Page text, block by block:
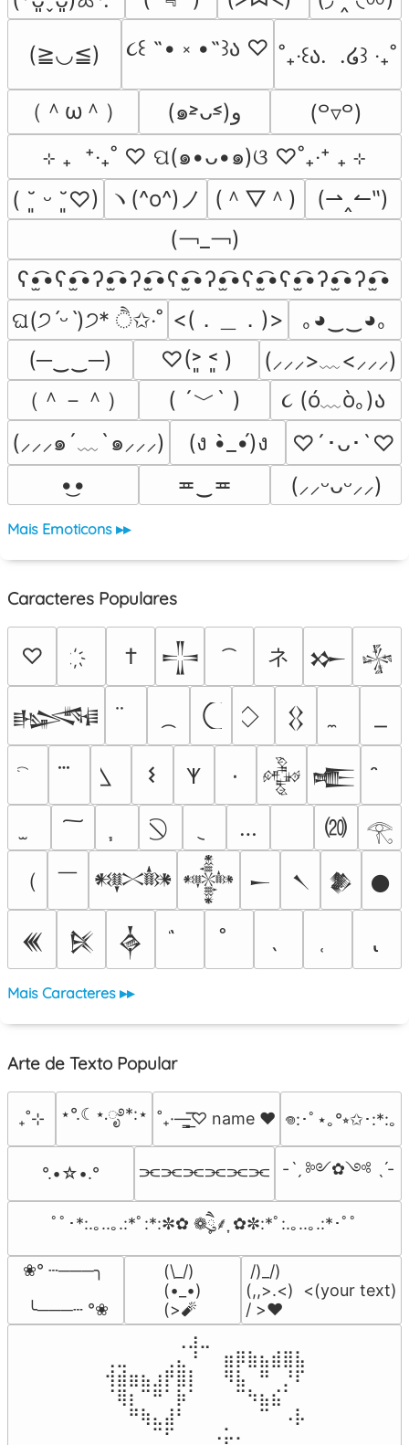
(≧◡≦) ૮꒰ ˶• ༝ •˶꒱ა ♡ ˚₊‧꒰ა.  .໒꒱ ‧₊˚
（＾ω＾） (๑˃̵ᴗ˂̵)و
(꒪▿꒪)
⊹ ₊  ⁺‧₊˚ ♡ ପ(๑•ᴗ•๑)ଓ ♡˚₊‧⁺ ₊ ⊹
( ˘͈ ᵕ ˘͈♡)
ヽ(^o^)ノ (＾▽＾)
(⇀‸↼‶)
(￢_￢)
ʕ•̫͡•ʕ•̫͡•ʔ•̫͡•ʔ•̫͡•ʕ•̫͡•ʔ•̫͡•ʕ•̫͡•ʕ•̫͡•ʔ•̫͡•ʔ•̫͡•
ଘ(੭ˊᵕˋ)੭* ੈ✩‧˚ <(．＿．)>
｡◕‿‿◕｡
(─‿‿─)
♡(˃͈ ˂͈ )
(⸝⸝⸝>﹏<⸝⸝⸝)
（＾－＾）
( ´﹀` )
૮ (ó﹏ò｡)ა
(⸝⸝⸝๑´﹏`๑⸝⸝⸝)
(ง •̀_•́)ง
♡´･ᴗ･`♡
•͜•
≖‿≖ (⸝⸝ᵕᴗᵕ⸝⸝)
Mais Emoticons ▸▸
Caracteres Populares
♡ † 𒋲 ネ 𒁍 𒈔
𒈙 𒌐
𐌔 𐊵 ٠ 𒅒 𒍫
…
⒇
𓂀
（
￣ 𒀰 𒀱 𒀸 𒀹 𒆎 𒊹
𒌍 𒍮 𒎓
Mais Caracteres ▸▸
Arte de Texto Popular
₊˚⊹ ⋆°.☾⋆.ೃ࿔*:⋆ ˚₊·—̳͟͞͞♡ name ♥️ 𖦹:･ﾟ⋆｡°⭒✩･:*:｡
°.•☆•.° ⫘⫘⫘⫘⫘⫘ -ˋˏ ༻✿༺ ˎˊ-
ﾟﾟ･*:.｡..｡.:*ﾟ:*:✼✿ ❁ཻུ۪۪⸙͎ ✿✼:*ﾟ:.｡..｡.:*･ﾟﾟ
❀° ┄───╮
╰───┄ °❀
(\_/)
(•_•)
(>🧨
/)_/)
(,,>.<)  <(your text)
/ >❤️
⠀⠀⠀⠀⠀⠀⢀⣰⣀⠀⠀⠀⠀⠀⠀⠀⠀
⢀⣀⠀⠀⠀⢀⣄⠘⠀⠀⣶⡿⣷⣦⣾⣿⣧
⢺⣾⣶⣦⣰⡟⣿⡇⠀⠀⠻⣧⠀⠛⠀⡘⠏
⠈⢿⡆⠉⠛⠁⡷⠁⠀⠀⠀⠉⠳⣦⣮⠁⠀
⠀⠀⠛⢷⣄⣼⠃⠀⠀⠀⠀⠀⠀⠉⠀⠠⡧
⠀⠀⠀⠀⠉⠋⠀⠀⠀⠠⡥⠄⠀⠀⠀⠀⠀